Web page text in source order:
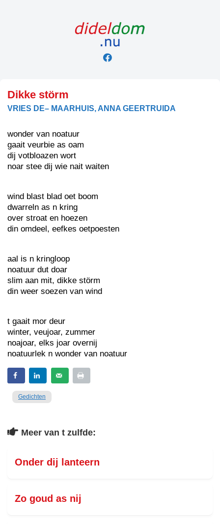
Dikke störm
VRIES DE– MAARHUIS, ANNA GEERTRUIDA
wonder van noatuur
gaait veurbie as oam
dij votbloazen wort
noar stee dij wie nait waiten
wind blast blad oet boom
dwarreln as n kring
over stroat en hoezen
din omdeel, eefkes oetpoesten
aal is n kringloop
noatuur dut doar
slim aan mit, dikke störm
din weer soezen van wind
t gaait mor deur
winter, veujoar, zummer
noajoar, elks joar overnij
noatuurlek n wonder van noatuur
Gedichten
Meer van t zulfde:
Onder dij lanteern
Zo goud as nij